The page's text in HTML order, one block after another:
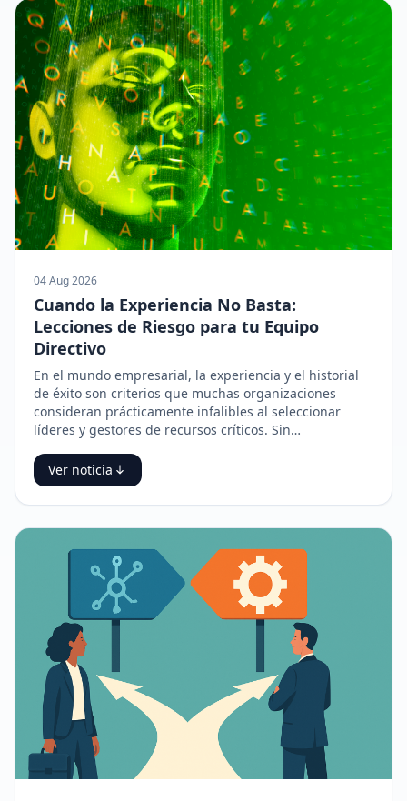
04 Aug 2026
Cuando la Experiencia No Basta:
Lecciones de Riesgo para tu Equipo
Directivo
En el mundo empresarial, la experiencia y el historial
de éxito son criterios que muchas organizaciones
consideran prácticamente infalibles al seleccionar
líderes y gestores de recursos críticos. Sin…
Ver noticia